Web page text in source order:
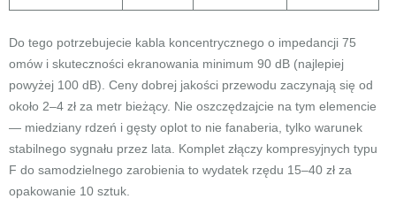
Do tego potrzebujecie kabla koncentrycznego o impedancji 75
omów i skuteczności ekranowania minimum 90 dB (najlepiej
powyżej 100 dB). Ceny dobrej jakości przewodu zaczynają się od
około 2–4 zł za metr bieżący. Nie oszczędzajcie na tym elemencie
— miedziany rdzeń i gęsty oplot to nie fanaberia, tylko warunek
stabilnego sygnału przez lata. Komplet złączy kompresyjnych typu
F do samodzielnego zarobienia to wydatek rzędu 15–40 zł za
opakowanie 10 sztuk.